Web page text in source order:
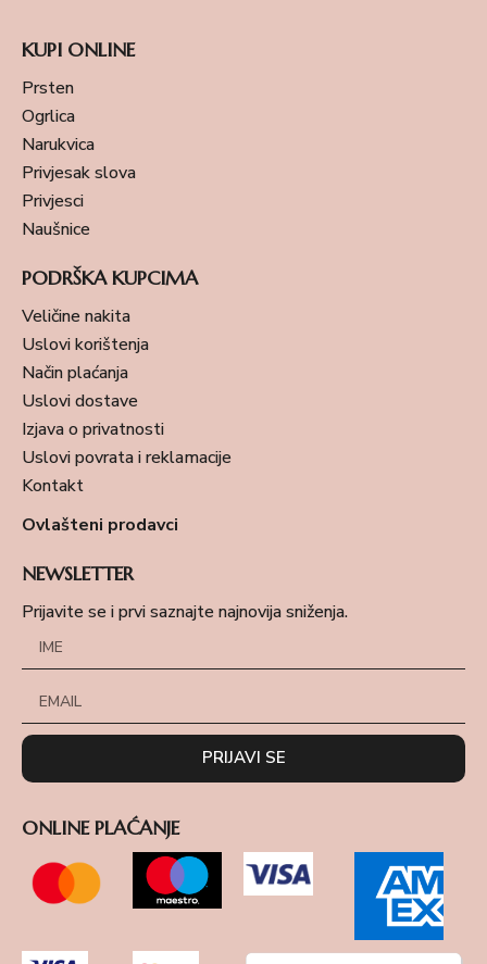
KUPI ONLINE
Prsten
Ogrlica
Narukvica
Privjesak slova
Privjesci
Naušnice
PODRŠKA KUPCIMA
Veličine nakita
Uslovi korištenja
Način plaćanja
Uslovi dostave
Izjava o privatnosti
Uslovi povrata i reklamacije
Kontakt
Ovlašteni prodavci
NEWSLETTER
Prijavite se i prvi saznajte najnovija sniženja.
PRIJAVI SE
ONLINE PLAĆANJE